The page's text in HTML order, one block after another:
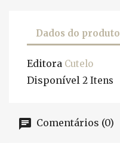
Dados do produto
Editora Cutelo
Disponível 2 Itens
Comentários (0)